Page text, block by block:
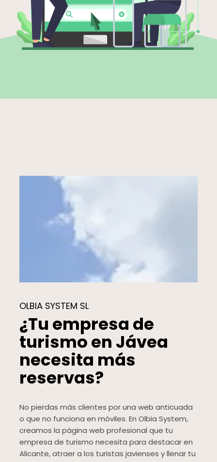
OLBIA SYSTEM SL
¿Tu empresa de
turismo en Jávea
necesita más
reservas?
No pierdas más clientes por una web anticuada
o que no funciona en móviles. En Olbia System,
creamos la página web profesional que tu
empresa de turismo necesita para destacar en
Alicante, atraer a los turistas javienses y llenar tu